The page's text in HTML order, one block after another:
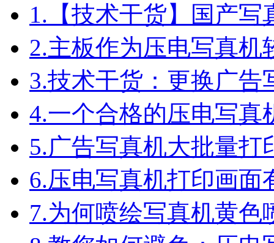
1. 【技术干货】国产
2.主板作为压电写真机
3.技术干货：更换广告
4.一个合格的压电写真
5.广告写真机大批量打
6.压电写真机打印画面
7.为何喷绘写真机黄色